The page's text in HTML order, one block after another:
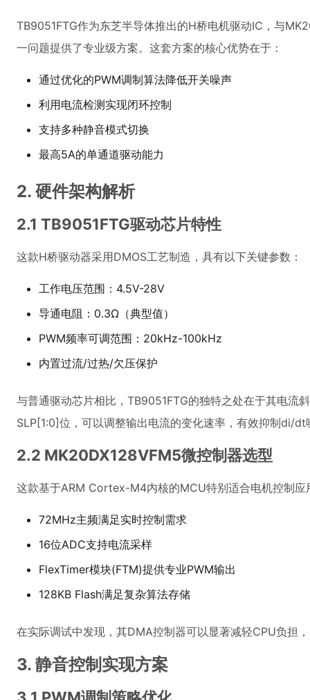
TB9051FTG作为东芝半导体推出的H桥电机驱动IC，与
一问题提供了专业级方案。这套方案的核心优势在于：
通过优化的PWM调制算法降低开关噪声
利用电流检测实现闭环控制
支持多种静音模式切换
最高5A的单通道驱动能力
2. 硬件架构解析
2.1 TB9051FTG驱动芯片特性
这款H桥驱动器采用DMOS工艺制造，具有以下关键参数：
工作电压范围：4.5V-28V
导通电阻：0.3Ω（典型值）
PWM频率可调范围：20kHz-100kHz
内置过流/过热/欠压保护
与普通驱动芯片相比，TB9051FTG的独特之处在于其电流
SLP[1:0]位，可以调整输出电流的变化速率，有效抑制di/dt
2.2 MK20DX128VFM5微控制器选型
这款基于ARM Cortex-M4内核的MCU特别适合电机控制应
72MHz主频满足实时控制需求
16位ADC支持电流采样
FlexTimer模块(FTM)提供专业PWM输出
128KB Flash满足复杂算法存储
在实际调试中发现，其DMA控制器可以显著减轻CPU负担
3. 静音控制实现方案